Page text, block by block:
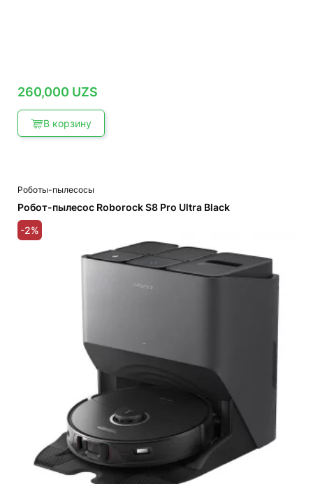
260,000 UZS
В корзину
Роботы-пылесосы
Робот-пылесос Roborock S8 Pro Ultra Black
-2%